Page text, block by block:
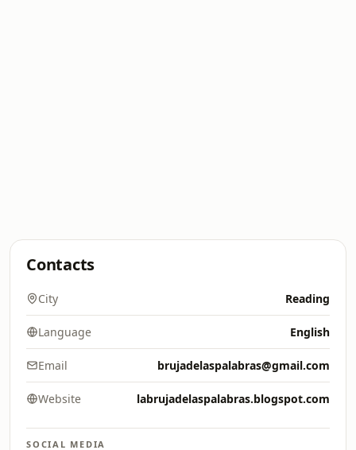
Contacts
City Reading
Language English
Email brujadelaspalabras@gmail.com
Website labrujadelaspalabras.blogspot.com
SOCIAL MEDIA